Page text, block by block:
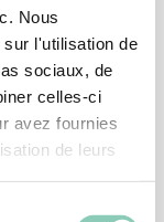
Nous
l'utilisation de
sociaux, de
celles-ci
avez fournies
de leurs